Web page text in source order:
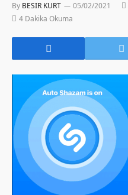
By BESIR KURT 05/02/2021
4 Dakika Okuma